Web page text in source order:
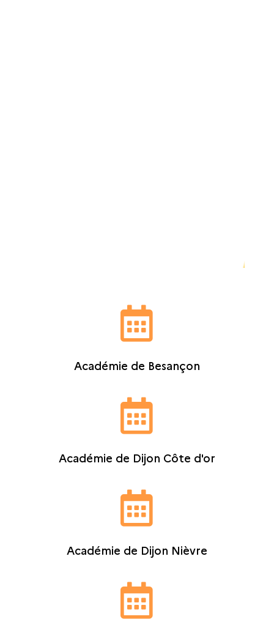

Académie de Besançon

Académie de Dijon Côte d'or

Académie de Dijon Nièvre
